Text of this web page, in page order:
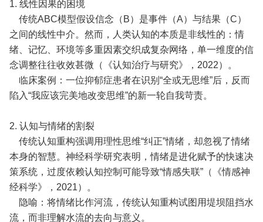
1. 线性因果的困境
传统ABC模型假设信念（B）是事件（A）与结果（C）
之间的线性中介。然而，人类认知的本质是非线性的：情
绪、记忆、环境等多重因素交织成复杂网络，单一维度的信
念调整往往收效甚微（《认知治疗与研究》，2022）。
临床案例：一位抑郁症患者在识别“全或无思维”后，反而
陷入“我应该完美地改变思维”的新一轮自我苛责。
2. 认知与情绪的割裂
传统认知重构强调用理性思维“纠正”情绪，却忽视了情绪
本身的智慧。神经科学研究表明，情绪是进化赋予的快速决
策系统，过度依赖认知控制可能导致“情感失联”（《情感神
经科学》，2021）。
隐喻：将情绪比作河流，传统认知重构试图用堤坝阻挡水
流，而非理解水流的去向与意义。